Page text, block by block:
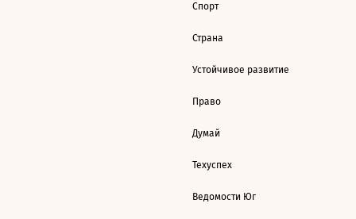
Спорт
Страна
Устойчивое развитие
Право
Думай
Техуспех
Ведомости Юг